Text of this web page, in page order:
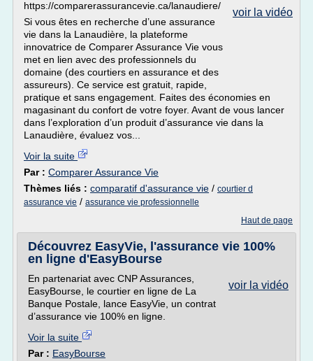
voir la vidéo
https://comparerassurancevie.ca/lanaudiere/
Si vous êtes en recherche d’une assurance
vie dans la Lanaudière, la plateforme
innovatrice de Comparer Assurance Vie vous
met en lien avec des professionnels du
domaine (des courtiers en assurance et des
assureurs). Ce service est gratuit, rapide,
pratique et sans engagement. Faites des économies en
magasinant du confort de votre foyer. Avant de vous lancer
dans l’exploration d’un produit d’assurance vie dans la
Lanaudière, évaluez vos...
Voir la suite
Par : Comparer Assurance Vie
Thèmes liés : comparatif d'assurance vie / courtier d
assurance vie / assurance vie professionnelle
Haut de page
Découvrez EasyVie, l'assurance vie 100%
en ligne d'EasyBourse
voir la vidéo
En partenariat avec CNP Assurances,
EasyBourse, le courtier en ligne de La
Banque Postale, lance EasyVie, un contrat
d’assurance vie 100% en ligne.
Voir la suite
Par : EasyBourse